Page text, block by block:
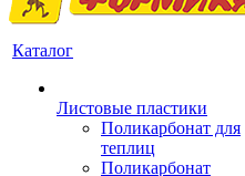
Каталог
Листовые пластики
Поликарбонат для
теплиц
Поликарбонат